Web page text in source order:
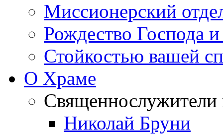
Миссионерский
Рождество Господа
Стойкостью вашей
О Храме
Николай Бруни